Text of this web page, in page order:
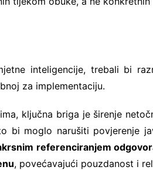
inteligencije, trebali bi
za implementaciju.
ključna briga je širenje
bi moglo narušiti povjerenje
referenciranjem
, povećavajući pouzdanost i